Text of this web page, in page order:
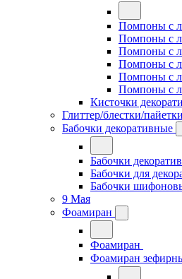
Помпоны с
Помпоны с
Помпоны с
Помпоны с
Помпоны с
Помпоны с
Кисточки
Глиттер/блестки/пайетки
Бабочки декоративные
Бабочки
Бабочки для
Бабочки
9 Мая
Фоамиран
Фоамиран
Фоамиран